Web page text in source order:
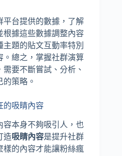
平台提供的數據，了解
根據這些數據調整內容
題的貼文互動率特別
。總之，掌握社群演算
要不斷嘗試、分析、
策略。
的吸睛內容
容本身不夠吸引人，也
造吸睛內容是提升社群
樣的內容才能讓粉絲瘋